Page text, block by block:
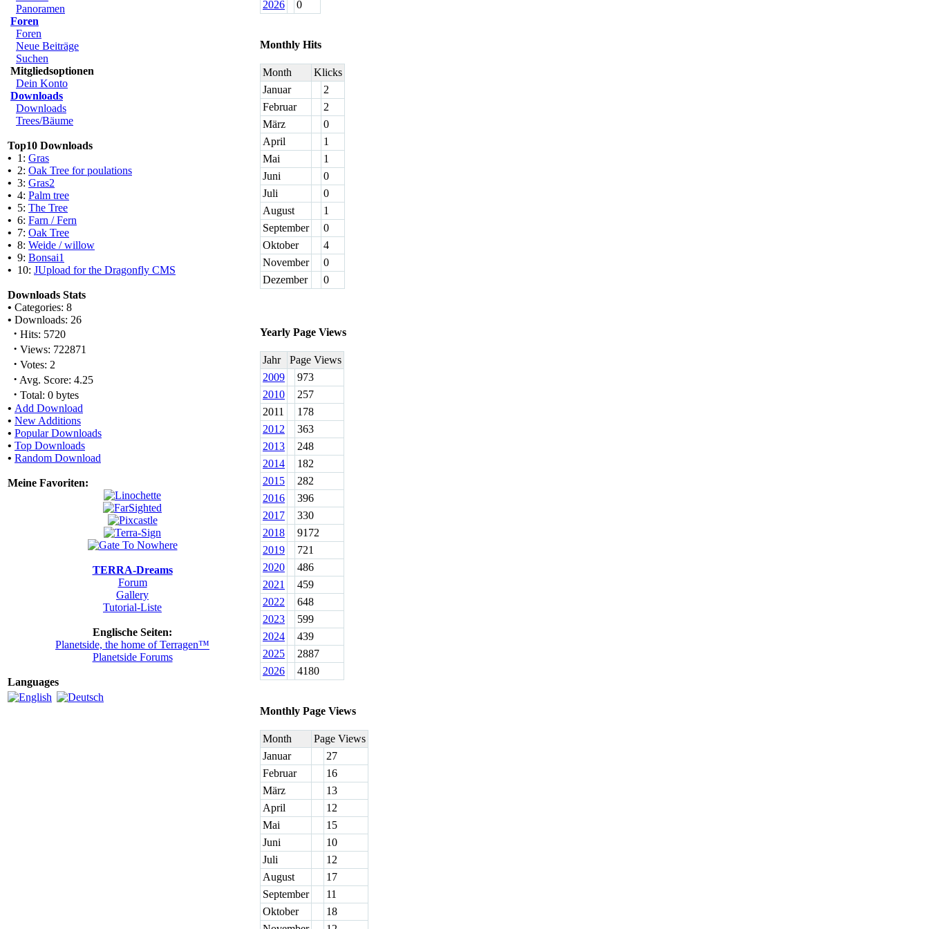
Panoramen
Foren
Foren
Neue Beiträge
Suchen
Mitgliedsoptionen
Dein Konto
Downloads
Downloads
Trees/Bäume
Top10 Downloads
• 1: Gras
• 2: Oak Tree for poulations
• 3: Gras2
• 4: Palm tree
• 5: The Tree
• 6: Farn / Fern
• 7: Oak Tree
• 8: Weide / willow
• 9: Bonsai1
• 10: JUpload for the Dragonfly CMS
Downloads Stats
• Categories: 8
• Downloads: 26
· Hits: 5720
· Views: 722871
· Votes: 2
· Avg. Score: 4.25
· Total: 0 bytes
• Add Download
• New Additions
• Popular Downloads
• Top Downloads
• Random Download
Meine Favoriten:
TERRA-Dreams
Forum
Gallery
Tutorial-Liste
Englische Seiten:
Planetside, the home of Terragen™
Planetside Forums
Languages
2026 0
Monthly Hits
Month
Klicks
Januar
2
Februar
2
März
0
April
1
Mai
1
Juni
0
Juli
0
August
1
September
0
Oktober
4
November
0
Dezember
0
Yearly Page Views
Jahr
Page Views
2009
973
2010
257
2011
178
2012
363
2013
248
2014
182
2015
282
2016
396
2017
330
2018
9172
2019
721
2020
486
2021
459
2022
648
2023
599
2024
439
2025
2887
2026
4180
Monthly Page Views
Month
Page Views
Januar
27
Februar
16
März
13
April
12
Mai
15
Juni
10
Juli
12
August
17
September
11
Oktober
18